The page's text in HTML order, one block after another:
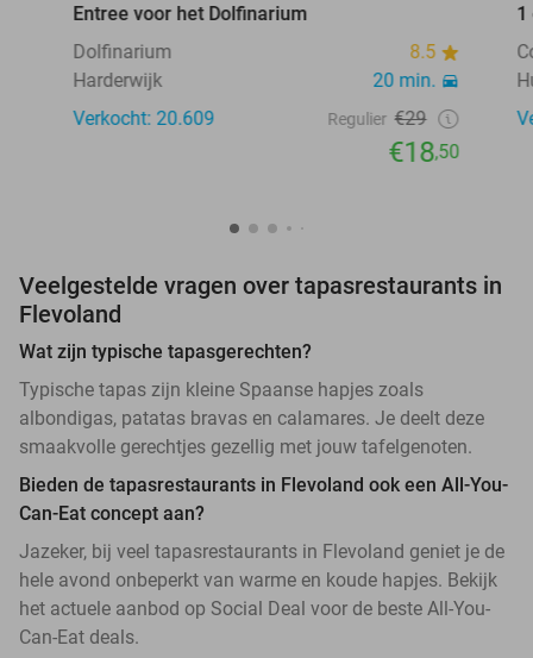
Entree voor het Dolfinarium
Dolfinarium
8.5
Harderwijk
20 min.
Verkocht: 20.609
Regulier €29
€18,50
1
Veelgestelde vragen over tapasrestaurants in
Flevoland
Wat zijn typische tapasgerechten?
Typische tapas zijn kleine Spaanse hapjes zoals
albondigas, patatas bravas en calamares. Je deelt deze
smaakvolle gerechtjes gezellig met jouw tafelgenoten.
Bieden de tapasrestaurants in Flevoland ook een All-You-
Can-Eat concept aan?
Jazeker, bij veel tapasrestaurants in Flevoland geniet je de
hele avond onbeperkt van warme en koude hapjes. Bekijk
het actuele aanbod op Social Deal voor de beste All-You-
Can-Eat deals.